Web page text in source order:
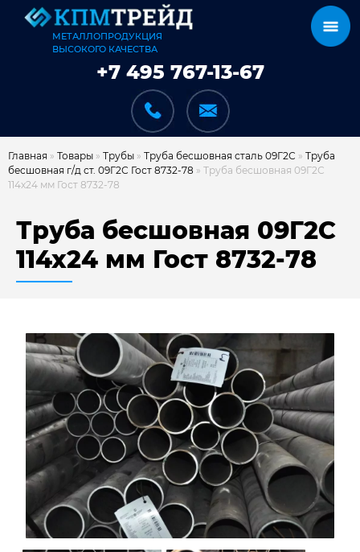
МЕТАЛЛОПРОДУКЦИЯ
ВЫСОКОГО КАЧЕСТВА
+7 495 767-13-67
ДОСТАВКА И ОПЛАТА
НАШИ ОБЪЕКТЫ
ОТЗЫВЫ
О НАС
БЛОГ
КОНТАКТЫ
Главная » Товары » Трубы » Труба бесшовная сталь 09Г2С » Труба
бесшовная г/д ст. 09Г2С Гост 8732-78 » Труба бесшовная 09Г2С
114х24 мм Гост 8732-78
Труба бесшовная 09Г2С
114х24 мм Гост 8732-78